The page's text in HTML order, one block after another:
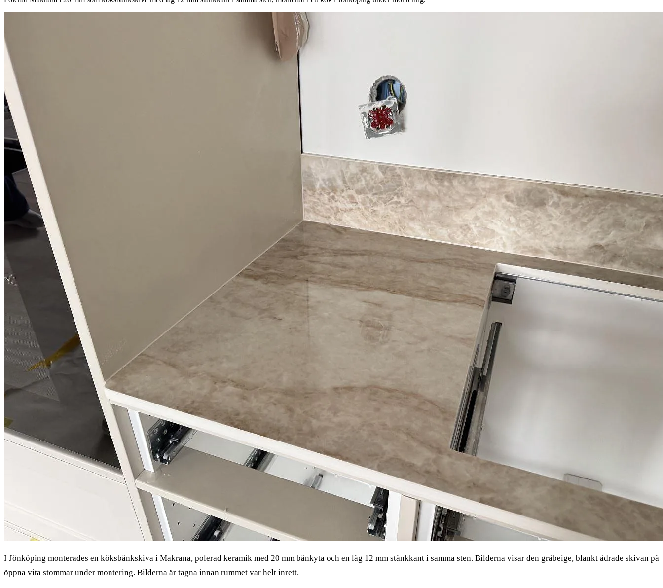
I Jönköping monterades en köksbänkskiva i Makrana, polerad keramik med 20 mm bänkyta och en låg 12 mm stänkkant i samma sten. Bilderna visar den gråbeige, blankt ådrade skivan på
öppna vita stommar under montering. Bilderna är tagna innan rummet var helt inrett.